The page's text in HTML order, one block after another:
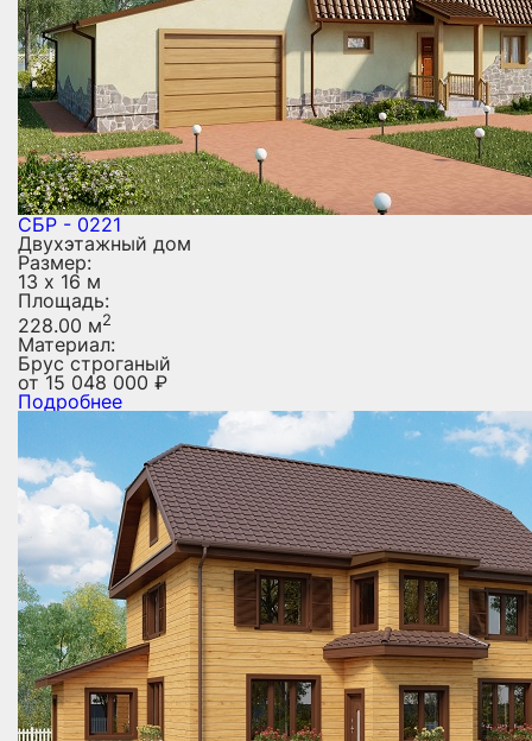
СБР - 0221
Двухэтажный дом
Размер:
13 х 16 м
Площадь:
228.00 м2
Материал:
Брус строганый
от15 048 000 ₽
Подробнее